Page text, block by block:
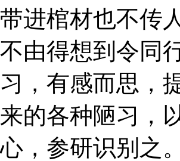
带进棺材也不传
不由得想到令同
习，有感而思，
来的各种陋习，
心，参研识别之。